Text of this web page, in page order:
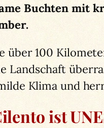
Buchten mit
über 100
Landschaft
Klima und
ist